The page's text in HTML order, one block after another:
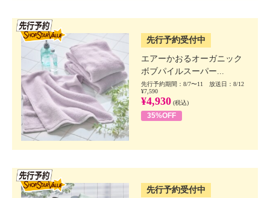
先行予約受付中
エアーかおるオーガニック
ボブパイルスーパー...
先行予約期間：8/7〜11 放送日：8/12
¥7,590
¥4,930 (税込)
35%OFF
先行予約受付中